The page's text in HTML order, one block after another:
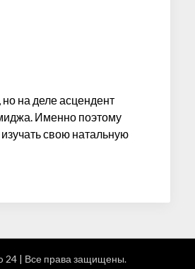
на деле асцендент
Именно поэтому
свою натальную
24 | Все права защищены.